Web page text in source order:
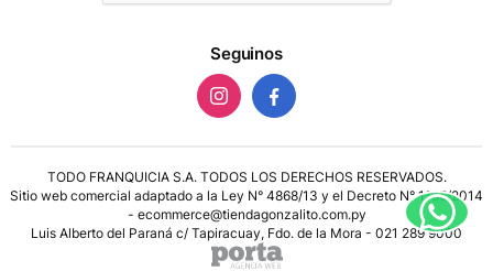
Seguinos
TODO FRANQUICIA S.A. TODOS LOS DERECHOS RESERVADOS.
Sitio web comercial adaptado a la Ley N° 4868/13 y el Decreto N° 1165/2014
- ecommerce@tiendagonzalito.com.py
Luis Alberto del Paraná c/ Tapiracuay, Fdo. de la Mora - 021 289 9000